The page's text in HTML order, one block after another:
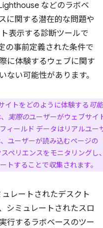
などのラボベ
に関する潜在的な問題や
表示する診断ツールで
の事前定義された条件で
に体験するウェブに関す
ない可能性があります。
イトをどのように体験する 可
実際のユーザーがウェブサイ
ィールド データはリアルユー
ユーザーが読み込むページの
ペリエンスをモニタリングし
トすることで収集されます。
レートされたデスクト
シミュレートされたスロ
行するラボベースのツー